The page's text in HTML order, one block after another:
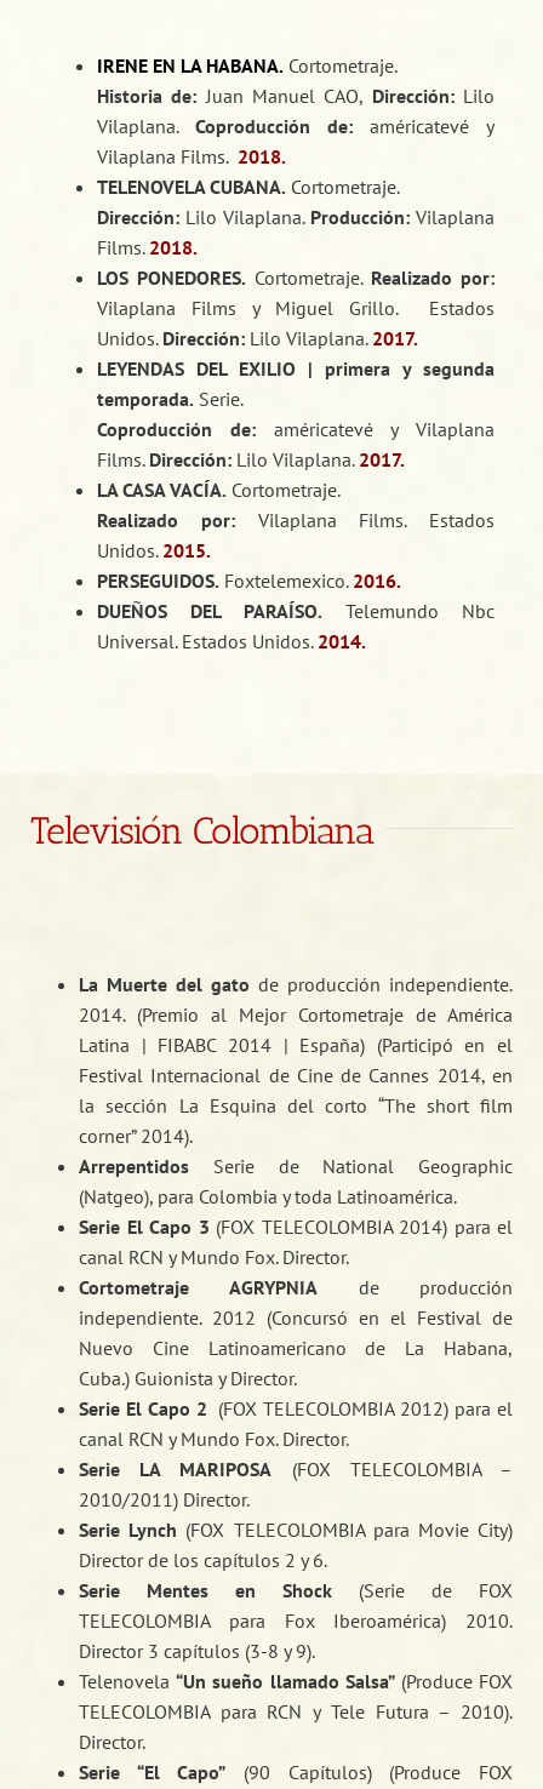
IRENE EN LA HABANA. Cortometraje.
Historia de: Juan Manuel CAO, Dirección:Lilo
Vilaplana. Coproducción de: américatevé y
Vilaplana Films. 2018.
TELENOVELA CUBANA. Cortometraje.
Dirección: Lilo Vilaplana.Producción: Vilaplana
Films. 2018.
LOS PONEDORES. Cortometraje. Realizado por:
Vilaplana Films y Miguel Grillo. Estados
Unidos. Dirección: Lilo Vilaplana. 2017.
LEYENDAS DEL EXILIO | primera y segunda
temporada. Serie.
Coproducción de:américatevé y Vilaplana
Films. Dirección: Lilo Vilaplana. 2017.
LA CASA VACÍA. Cortometraje.
Realizado por:Vilaplana Films. Estados
Unidos. 2015.
PERSEGUIDOS. Foxtelemexico. 2016.
DUEÑOS DEL PARAÍSO. Telemundo Nbc
Universal. Estados Unidos. 2014.
Televisión Colombiana
La Muerte del gato de producción independiente.
2014. (Premio al Mejor Cortometraje de América
Latina | FIBABC 2014 | España) (Participó en el
Festival Internacional de Cine de Cannes 2014, en
la sección La Esquina del corto “The short film
corner” 2014).
Arrepentidos Serie de National Geographic
(Natgeo), para Colombia y toda Latinoamérica.
Serie El Capo 3 (FOX TELECOLOMBIA 2014) para el
canal RCN y Mundo Fox. Director.
Cortometraje
AGRYPNIA de producción
independiente. 2012 (Concursó en el Festival de
Nuevo Cine Latinoamericano de La Habana,
Cuba.) Guionista y Director.
Serie El Capo 2 (FOX TELECOLOMBIA 2012) para el
canal RCN y Mundo Fox. Director.
Serie LA MARIPOSA (FOX TELECOLOMBIA –
2010/2011) Director.
Serie Lynch (FOX TELECOLOMBIA para Movie City)
Director de los capítulos 2 y 6.
Serie Mentes en Shock (Serie de FOX
TELECOLOMBIA para Fox Iberoamérica) 2010.
Director 3 capítulos (3-8 y 9).
Telenovela“Un sueño llamado Salsa”(Produce FOX
TELECOLOMBIA para RCN y Tele Futura – 2010).
Director.
Serie “El Capo” (90 Capítulos) (Produce FOX